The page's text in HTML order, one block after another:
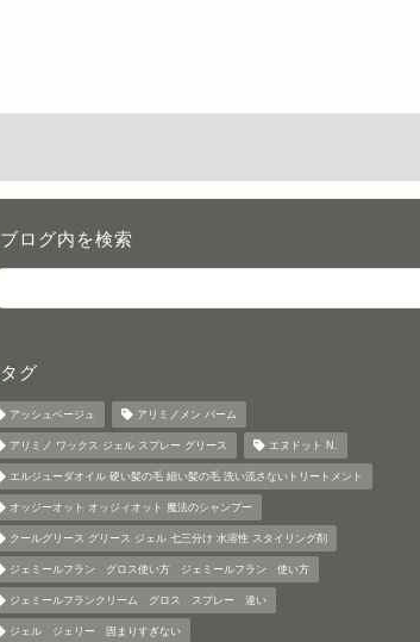
ブログ内を検索
タグ
アッシュベージュ アリミノメン バーム
アリミノ ワックス ジェル スプレー グリース エヌドット N.
エルジューダオイル 硬い髪の毛 細い髪の毛 洗い流さないトリートメント
オッジーオット オッジィオット 魔法のシャンプー
クールグリース グリース ジェル 七三分け 水溶性 スタイリング剤
ジェミールフラン グロス使い方 ジェミールフラン 使い方
ジェミールフランクリーム グロス スプレー 違い
ジェル ジェリー 固まりすぎない